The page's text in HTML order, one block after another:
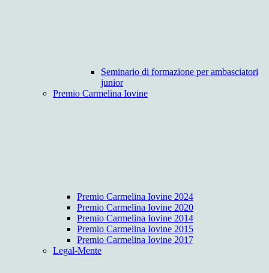
Seminario di formazione per ambasciatori
junior
Premio Carmelina Iovine
Premio Carmelina Iovine 2024
Premio Carmelina Iovine 2020
Premio Carmelina Iovine 2014
Premio Carmelina Iovine 2015
Premio Carmelina Iovine 2017
Legal-Mente